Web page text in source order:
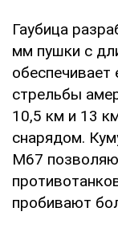
Гаубица
мм пушки с
стрельбы
10,5 км и 13
снарядом.
М67
пробивают